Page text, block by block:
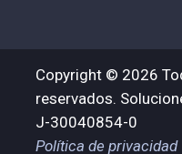
Copyright © 2026
reservados.
J-30040854-0
Política de privacidad